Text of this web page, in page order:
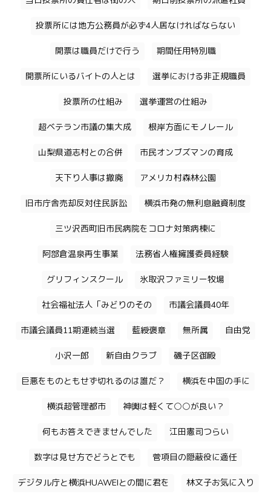
投票所には地方公務員が必ず4人居なければならない
開票は職員だけで行う 期間任用特別職
開票所にいるバイトの人とは 選挙における非正規職員
投票所の仕組み 選挙運営の仕組み
超ベテラン市議の集大成 根岸方面にモノレール
山梨県道志村との合併 市民オンブズマンの育成
天下り人事は撤廃 アメリカ村森林公園
旧市庁舎売却反対住民訴訟 横浜市発の無利息融資制度
三ツ沢西町旧市民病院をコロナ対策病棟に
阿部倉温泉再生事業 法務省人権擁護委員経験
グリフィンスクール 氷取沢ファミリー牧場
社会福祉法人「みどりのその 市議会議員40年
市議会議員11期連続当選 藍綬褒章 無所属 自由党
小沢一郎 新自由クラブ 磯子区御殿
巨悪をものともせず切れるのは誰だ？ 横浜を中国の手に
横浜超管理都市 神輿は軽くて○○が良い？
何もお答えできませんでした 江田憲司つらい
数字は見せ方でどうとでも 菅項目の隠蔽役に適任
デジタル庁と横浜HUAWEIとの間に君を 林文子お気に入り